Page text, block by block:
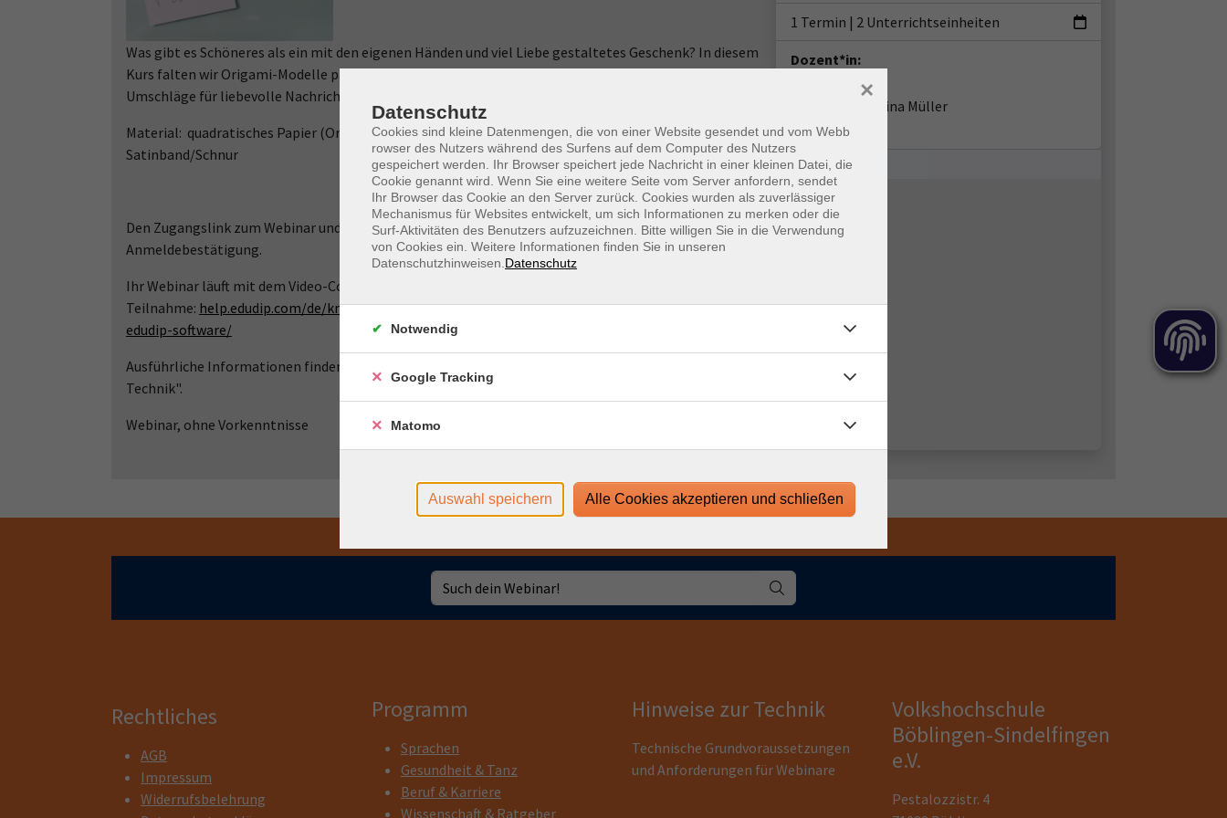
Was gibt es Schöneres als ein mit den eigenen Händen und viel Liebe gestaltetes Geschenk? In diesem
Kurs falten wir Origami-Modelle passend zum Valentinstag, Papierherzen, Schachteln und kleine
Umschläge für liebevolle Nachrichten. Freut euch auf einen kreativen Abend mit viel Inspiration.
Material: quadratisches Papier (Origamipapier 15 x 15 cm bzw. 7,5 x 7,5 cm, einfarbig, gemustert),
Satinband/Schnur
Den Zugangslink zum Webinar und den Link zum Login-Leitfaden finden Sie in Ihrer
Anmeldebestätigung.
Ihr Webinar läuft mit dem Video-Conferencing-System edudip. Technische Voraussetzungen für die
Teilnahme: help.edudip.com/de/knowledge-base/technische-voraussetzungen-zur-nutzung-der-
edudip-software/
Ausführliche Informationen finden Sie auf www.webinare-vhs.de unter dem Menüpunkt "Hinweise zur
Technik".
Webinar, ohne Vorkenntnisse
1 Termin | 2 Unterrichtseinheiten
Dozent*in:
Kristina Müller
Rechtliches
AGB
Impressum
Widerrufsbelehrung
Programm
Sprachen
Gesundheit & Tanz
Beruf & Karriere
Wissenschaft & Ratgeber
Hinweise zur Technik
Technische Grundvoraussetzungen
und Anforderungen für Webinare
Volkshochschule
Böblingen-Sindelfingen
e.V.
Pestalozzistr. 4
Datenschutz
Cookies sind kleine Datenmengen, die von einer Website gesendet und vom Webb
rowser des Nutzers während des Surfens auf dem Computer des Nutzers
gespeichert werden. Ihr Browser speichert jede Nachricht in einer kleinen Datei, die
Cookie genannt wird. Wenn Sie eine weitere Seite vom Server anfordern, sendet
Ihr Browser das Cookie an den Server zurück. Cookies wurden als zuverlässiger
Mechanismus für Websites entwickelt, um sich Informationen zu merken oder die
Surf-Aktivitäten des Benutzers aufzuzeichnen. Bitte willigen Sie in die Verwendung
von Cookies ein. Weitere Informationen finden Sie in unseren
Datenschutzhinweisen. Datenschutz
×
Notwendig
Google Tracking
Matomo
Auswahl speichern Alle Cookies akzeptieren und schließen